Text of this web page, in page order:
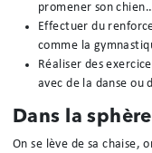
promener son
Effectuer du
comme la
Réaliser des
avec de la danse ou
Dans la
On se lève de sa chaise,